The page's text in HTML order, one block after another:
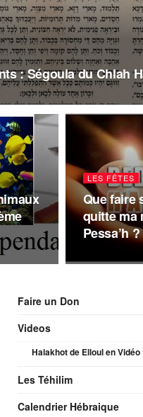
: Ségoula du Chlah
LES FÊTES
Que faire
quitte ma
Pessa’h ?
Faire un Don
Videos
Halakhot de Elloul en Vidéo
Les Téhilim
Calendrier Hébraique